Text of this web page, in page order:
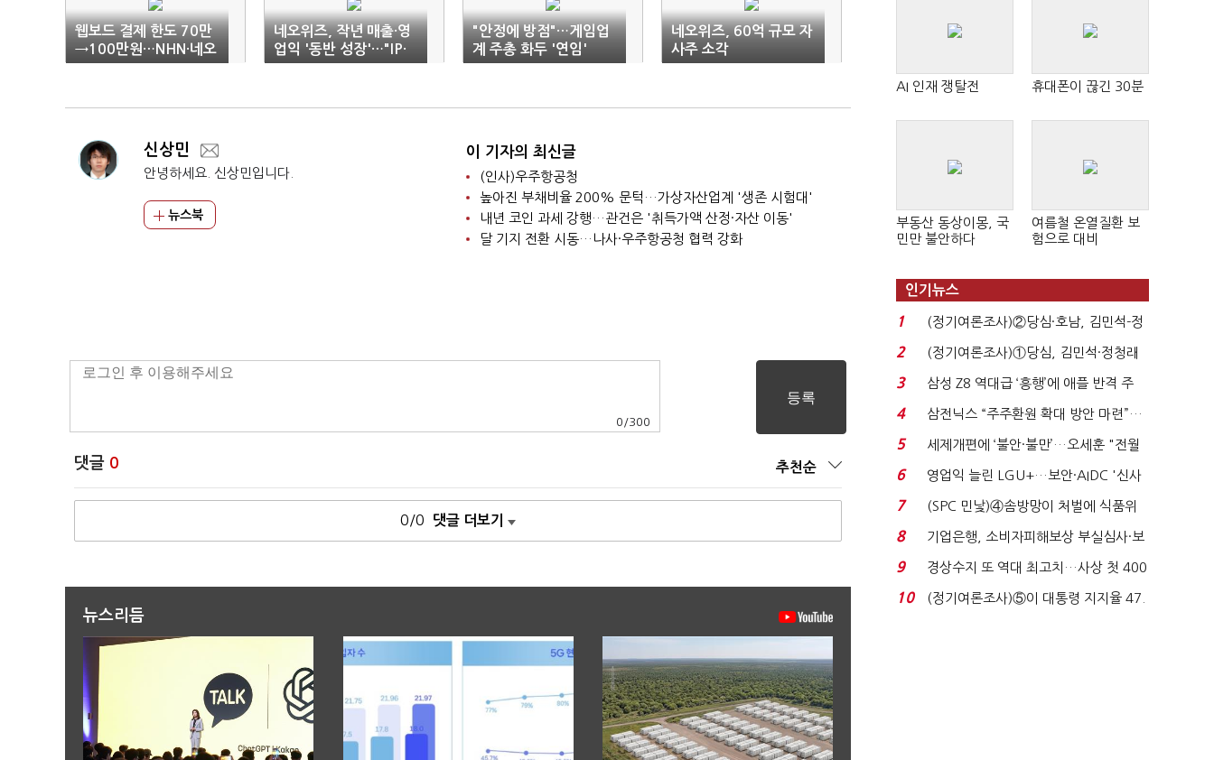
웹보드 결제 한도 70만
→100만원…NHN·네오
위즈 기대감 고조
네오위즈, 작년 매출·영
업익 '동반 성장'…"IP·
플랫폼 다각화 주효"
"안정에 방점"…게임업
계 주총 화두 '연임'
네오위즈, 60억 규모 자
사주 소각
신상민
안녕하세요. 신상민입니다.
뉴스북
이 기자의 최신글
(인사)우주항공청
높아진 부채비율 200% 문턱…가상자산업계 '생존 시험대'
내년 코인 과세 강행…관건은 '취득가액 산정·자산 이동'
달 기지 전환 시동…나사·우주항공청 협력 강화
0 /300
댓글 0 추천순
0/0 댓글 더보기
뉴스리듬
AI 인재 쟁탈전 휴대폰이 끊긴 30분
부동산 동상이몽, 국
민만 불안하다
여름철 온열질환 보
험으로 대비
인기뉴스
1
(정기여론조사)②당심·호남, 김민석-정
청래 '초접전'...
2
(정기여론조사)①당심, 김민석·정청래
'초접전'…대통령 ...
3
삼성 Z8 역대급 ‘흥행’에 애플 반격 주
목…9월 ‘폴...
4
삼전닉스 “주주환원 확대 방안 마련”…
로이터에 성명...
5
세제개편에 ‘불안·불만’…오세훈 "전월
세 구하기 더 ...
6
영업익 늘린 LGU+…보안·AIDC '신사
업 드라이브'...
7
(SPC 민낯)④솜방망이 처벌에 식품위
생법 위반 반복...
8
기업은행, 소비자피해보상 부실심사·보
이스피싱 공시 ...
9
경상수지 또 역대 최고치…사상 첫 400
억달러에 '3% 성...
10
(정기여론조사)⑤이 대통령 지지율 47.